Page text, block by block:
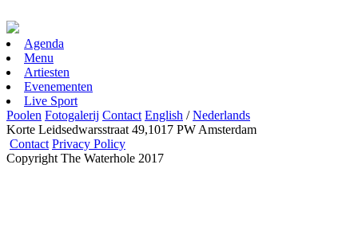
Agenda
Menu
Artiesten
Evenementen
Live Sport
Poolen Fotogalerij Contact English /Nederlands
Korte Leidsedwarsstraat 49,1017 PW Amsterdam
Contact Privacy Policy
Copyright The Waterhole 2017